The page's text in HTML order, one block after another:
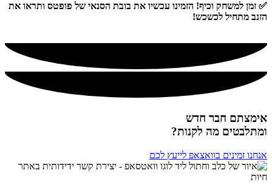
✅ זמן למשחק וכיף! הזמינו עכשיו את בובת הסנאי של פופטס ותראו את
הזנב מתחיל לכשכש!
אימצתם חבר חדש
ומתלבטים מה לקנות?
אנחנו זמינים בוואצאפ לייעץ לכם